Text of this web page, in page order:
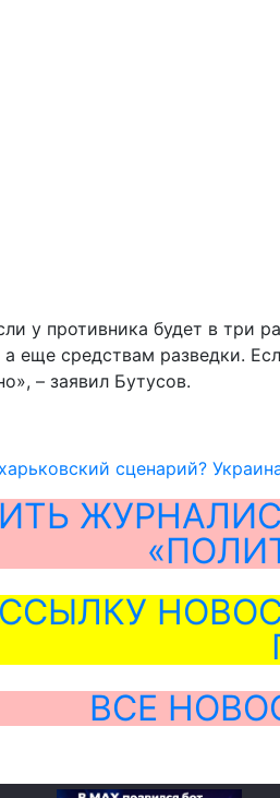
у противника будет в три
еще средствам разведки.
– заявил Бутусов.
сценарий?
ВСЕ